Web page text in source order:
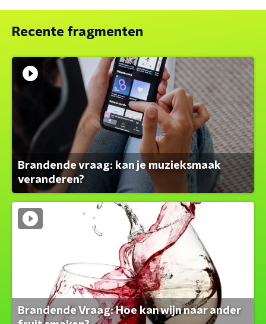
Recente fragmenten
Brandende vraag: kan je muzieksmaak
veranderen?
Brandende Vraag: Hoe kan wijn naar ander